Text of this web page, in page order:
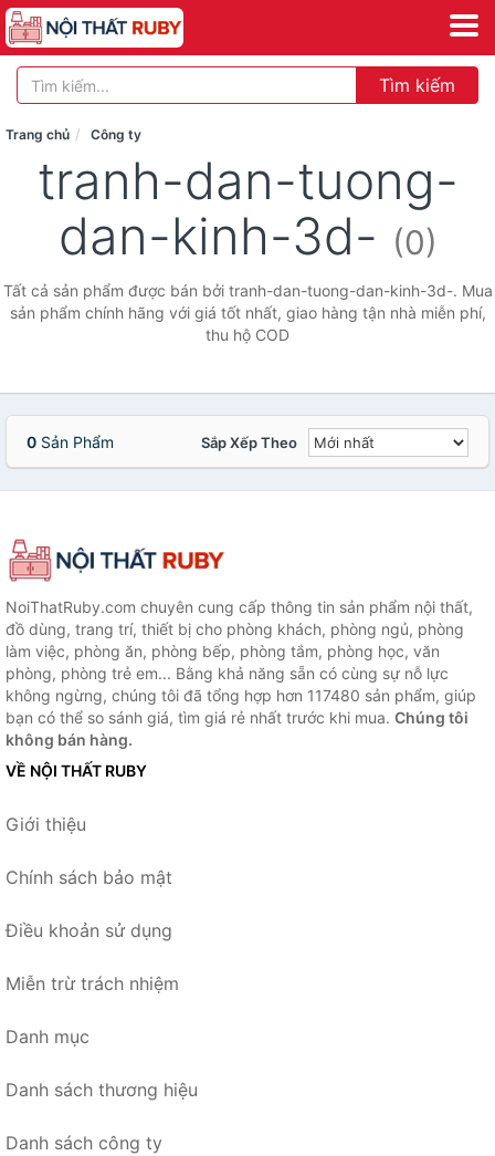
Tìm kiếm
Trang chủ Công ty
tranh-dan-tuong-
dan-kinh-3d- (0)
Tất cả sản phẩm được bán bởi tranh-dan-tuong-dan-kinh-3d-. Mua
sản phẩm chính hãng với giá tốt nhất, giao hàng tận nhà miễn phí,
thu hộ COD
0 Sản Phẩm Sắp Xếp Theo
NoiThatRuby.com chuyên cung cấp thông tin sản phẩm nội thất,
đồ dùng, trang trí, thiết bị cho phòng khách, phòng ngủ, phòng
làm việc, phòng ăn, phòng bếp, phòng tắm, phòng học, văn
phòng, phòng trẻ em... Bằng khả năng sẵn có cùng sự nỗ lực
không ngừng, chúng tôi đã tổng hợp hơn 117480 sản phẩm, giúp
bạn có thể so sánh giá, tìm giá rẻ nhất trước khi mua. Chúng tôi
không bán hàng.
VỀ NỘI THẤT RUBY
Giới thiệu
Chính sách bảo mật
Điều khoản sử dụng
Miễn trừ trách nhiệm
Danh mục
Danh sách thương hiệu
Danh sách công ty